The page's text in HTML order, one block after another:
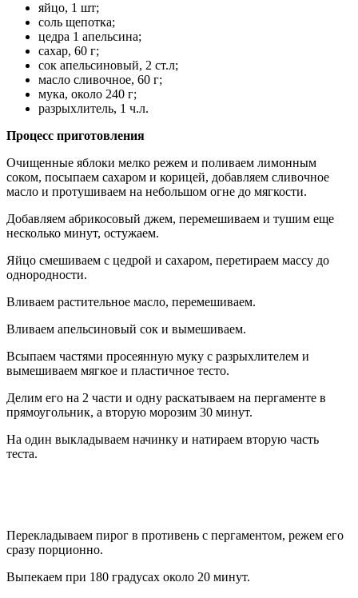
яйцо, 1 шт;
соль щепотка;
цедра 1 апельсина;
сахар, 60 г;
сок апельсиновый, 2 ст.л;
масло сливочное, 60 г;
мука, около 240 г;
разрыхлитель, 1 ч.л.
Процесс приготовления
Очищенные яблоки мелко режем и поливаем лимонным
соком, посыпаем сахаром и корицей, добавляем сливочное
масло и протушиваем на небольшом огне до мягкости.
Добавляем абрикосовый джем, перемешиваем и тушим еще
несколько минут, остужаем.
Яйцо смешиваем с цедрой и сахаром, перетираем массу до
однородности.
Вливаем растительное масло, перемешиваем.
Вливаем апельсиновый сок и вымешиваем.
Всыпаем частями просеянную муку с разрыхлителем и
вымешиваем мягкое и пластичное тесто.
Делим его на 2 части и одну раскатываем на пергаменте в
прямоугольник, а вторую морозим 30 минут.
На один выкладываем начинку и натираем вторую часть
теста.
Перекладываем пирог в противень с пергаментом, режем его
сразу порционно.
Выпекаем при 180 градусах около 20 минут.